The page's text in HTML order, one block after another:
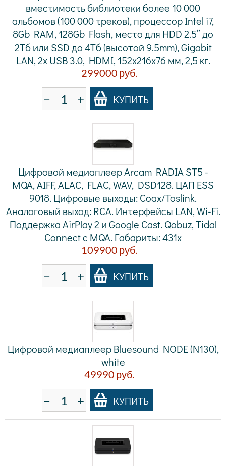
вместимость библиотеки более 10 000
альбомов (100 000 треков), процессор Intel i7,
8Gb RAM, 128Gb Flash, место для HDD 2.5” до
2Тб или SSD до 4Тб (высотой 9.5mm), Gigabit
LAN, 2x USB 3.0, HDMI, 152х216х76 мм, 2,5 кг.
299000 руб.
− + КУПИТЬ
Цифровой медиаплеер Arcam RADIA ST5 -
MQA, AIFF, ALAC, FLAC, WAV, DSD128. ЦАП ESS
9018. Цифровые выходы: Coax/Toslink.
Аналоговый выход: RCA. Интерфейсы LAN, Wi-Fi.
Поддержка AirPlay 2 и Google Cast. Qobuz, Tidal
Connect с MQA. Габариты: 431x
109900 руб.
− + КУПИТЬ
Цифровой медиаплеер Bluesound NODE (N130),
white
49990 руб.
− + КУПИТЬ